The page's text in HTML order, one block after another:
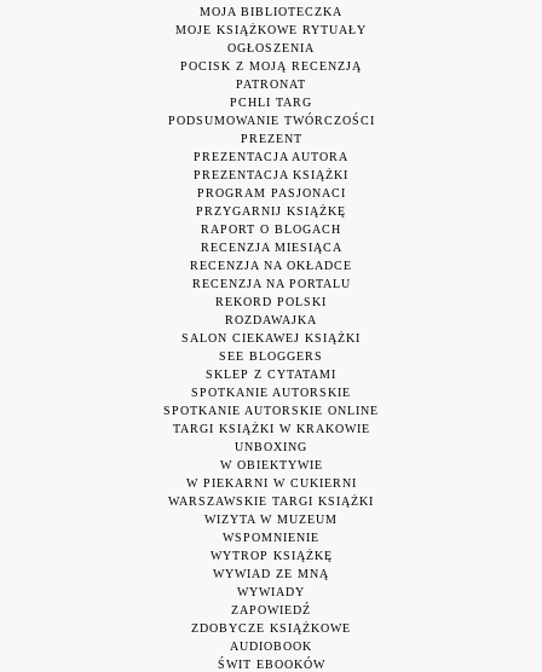
MOJA BIBLIOTECZKA
MOJE KSIĄŻKOWE RYTUAŁY
OGŁOSZENIA
POCISK Z MOJĄ RECENZJĄ
PATRONAT
PCHLI TARG
PODSUMOWANIE TWÓRCZOŚCI
PREZENT
PREZENTACJA AUTORA
PREZENTACJA KSIĄŻKI
PROGRAM PASJONACI
PRZYGARNIJ KSIĄŻKĘ
RAPORT O BLOGACH
RECENZJA MIESIĄCA
RECENZJA NA OKŁADCE
RECENZJA NA PORTALU
REKORD POLSKI
ROZDAWAJKA
SALON CIEKAWEJ KSIĄŻKI
SEE BLOGGERS
SKLEP Z CYTATAMI
SPOTKANIE AUTORSKIE
SPOTKANIE AUTORSKIE ONLINE
TARGI KSIĄŻKI W KRAKOWIE
UNBOXING
W OBIEKTYWIE
W PIEKARNI W CUKIERNI
WARSZAWSKIE TARGI KSIĄŻKI
WIZYTA W MUZEUM
WSPOMNIENIE
WYTROP KSIĄŻKĘ
WYWIAD ZE MNĄ
WYWIADY
ZAPOWIEDŹ
ZDOBYCZE KSIĄŻKOWE
AUDIOBOOK
ŚWIT EBOOKÓW